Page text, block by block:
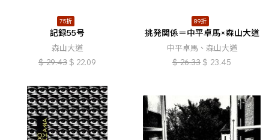
75折
記録55号
森山大道
$ 29.43 $ 22.09
89折
挑発関係＝中平卓馬×森山大道
中平卓馬、森山大道
$ 26.33 $ 23.45